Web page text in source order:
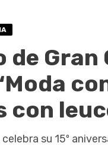
de
con
celebra su 15º